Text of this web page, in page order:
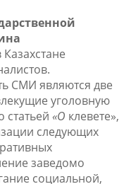
СМИ являются две
уголовную
статьей «О клевете»,
следующих
заведомо
социальной,